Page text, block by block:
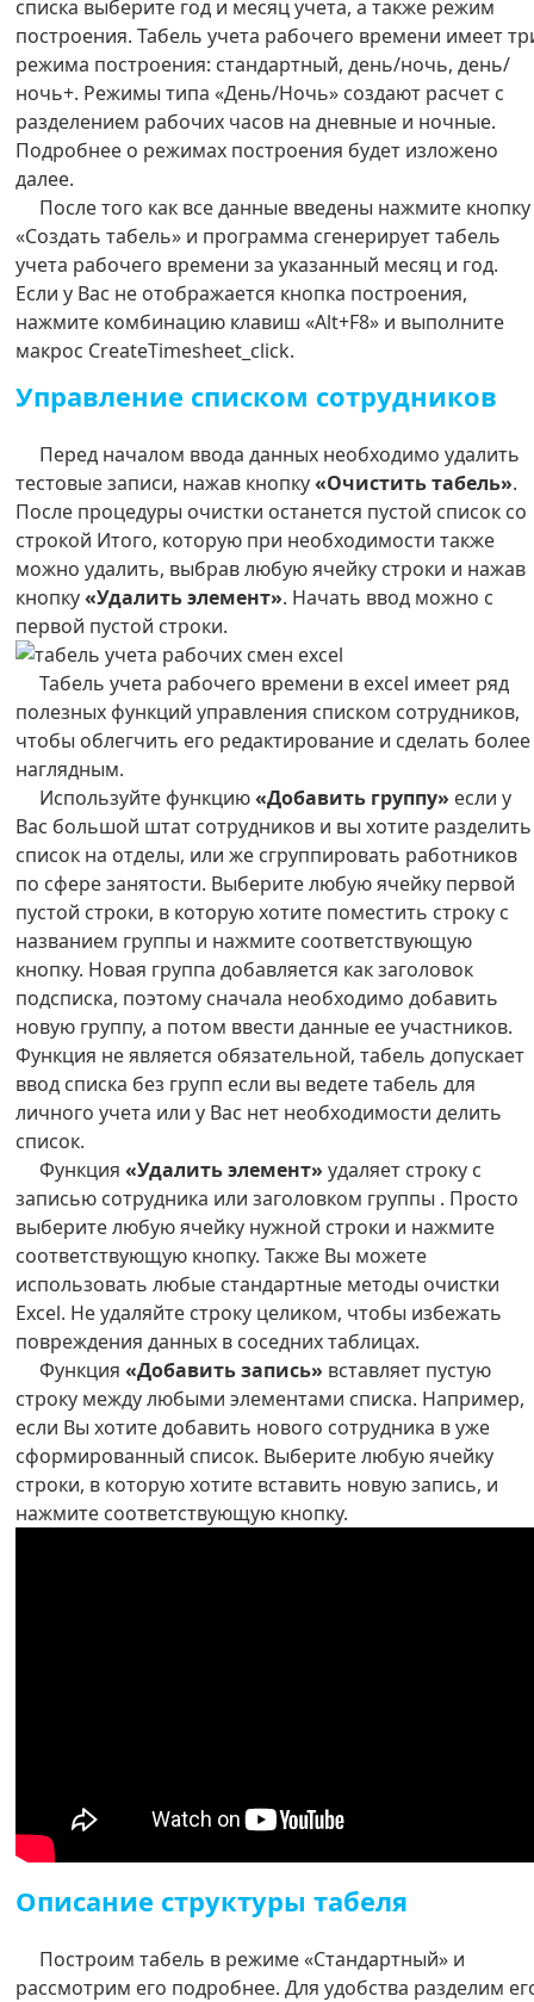
списка выберите год и месяц учета, а также режим
построения. Табель учета рабочего времени имеет
режима построения: стандартный, день/ночь, день/
ночь+. Режимы типа «День/Ночь» создают расчет с
разделением рабочих часов на дневные и ночные.
Подробнее о режимах построения будет изложено
далее.
После того как все данные введены нажмите кнопку
«Создать табель» и программа сгенерирует табель
учета рабочего времени за указанный месяц и год.
Если у Вас не отображается кнопка построения,
нажмите комбинацию клавиш «Alt+F8» и выполните
макрос CreateTimesheet_click.
Управление списком сотрудников
Перед началом ввода данных необходимо удалить
тестовые записи, нажав кнопку«Очистить табель».
После процедуры очистки останется пустой список со
строкой Итого, которую при необходимости также
можно удалить, выбрав любую ячейку строки и нажав
кнопку«Удалить элемент». Начать ввод можно с
первой пустой строки.
Табель учета рабочего времени в excel имеет ряд
полезных функций управления списком сотрудников,
чтобы облегчить его редактирование и сделать более
наглядным.
Используйте функцию«Добавить группу» если у
Вас большой штат сотрудников и вы хотите разделить
список на отделы, или же сгруппировать работников
по сфере занятости. Выберите любую ячейку первой
пустой строки, в которую хотите поместить строку с
названием группы и нажмите соответствующую
кнопку. Новая группа добавляется как заголовок
подсписка, поэтому сначала необходимо добавить
новую группу, а потом ввести данные ее участников.
Функция не является обязательной, табель допускает
ввод списка без групп если вы ведете табель для
личного учета или у Вас нет необходимости делить
список.
Функция«Удалить элемент» удаляет строку с
записью сотрудника или заголовком группы . Просто
выберите любую ячейку нужной строки и нажмите
соответствующую кнопку. Также Вы можете
использовать любые стандартные методы очистки
Excel. Не удаляйте строку целиком, чтобы избежать
повреждения данных в соседних таблицах.
Функция«Добавить запись» вставляет пустую
строку между любыми элементами списка. Например,
если Вы хотите добавить нового сотрудника в уже
сформированный список. Выберите любую ячейку
строки, в которую хотите вставить новую запись, и
нажмите соответствующую кнопку.
Описание структуры табеля
Построим табель в режиме «Стандартный» и
рассмотрим его подробнее. Для удобства разделим